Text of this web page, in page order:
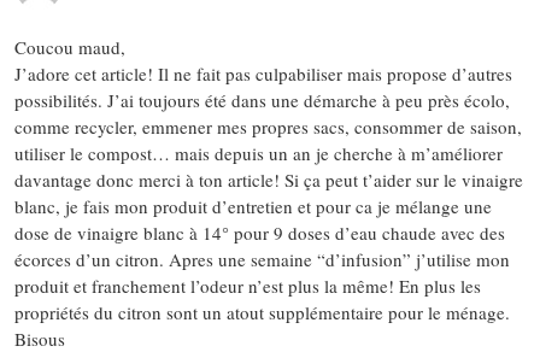
Coucou maud,
J’adore cet article! Il ne fait pas culpabiliser mais propose d’autres
possibilités. J’ai toujours été dans une démarche à peu près écolo,
comme recycler, emmener mes propres sacs, consommer de saison,
utiliser le compost… mais depuis un an je cherche à m’améliorer
davantage donc merci à ton article! Si ça peut t’aider sur le vinaigre
blanc, je fais mon produit d’entretien et pour ca je mélange une
dose de vinaigre blanc à 14° pour 9 doses d’eau chaude avec des
écorces d’un citron. Apres une semaine “d’infusion” j’utilise mon
produit et franchement l’odeur n’est plus la même! En plus les
propriétés du citron sont un atout supplémentaire pour le ménage.
Bisous